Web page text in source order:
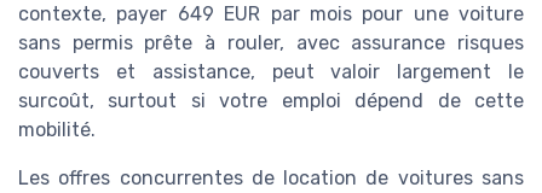
contexte, payer 649 EUR par mois pour une voiture
sans permis prête à rouler, avec assurance risques
couverts et assistance, peut valoir largement le
surcoût, surtout si votre emploi dépend de cette
mobilité.
Les offres concurrentes de location de voitures sans